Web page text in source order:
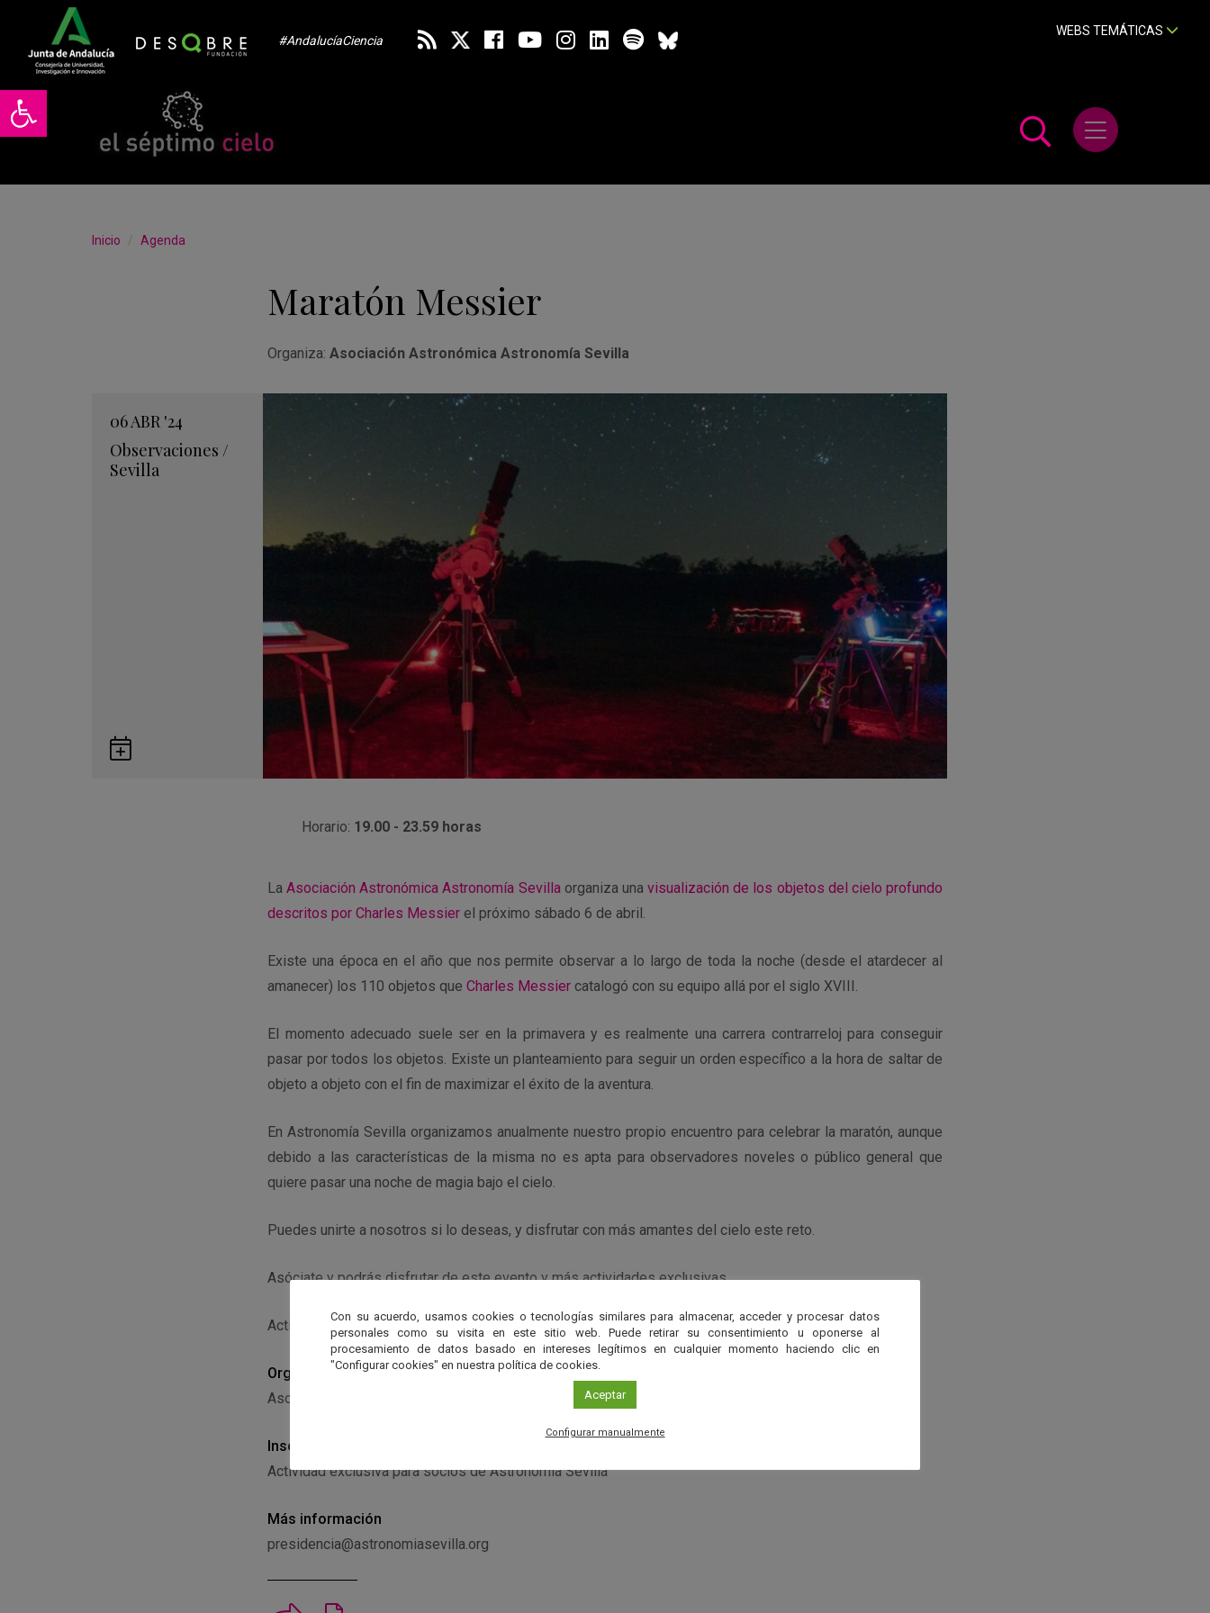
Abrir barra de herramientas
#AndalucíaCiencia
WEBS TEMÁTICAS
Abrir menú
Inicio Agenda
Maratón Messier
Organiza: Asociación Astronómica Astronomía Sevilla
06ABR '24
Observaciones /
Sevilla
Guardar
en
Horario: 19.00 - 23.59 horas
LaAsociación Astronómica Astronomía Sevilla organiza unavisualización de los objetos del cielo profundo
descritos por Charles Messier el próximo sábado 6 de abril.
Existe una época en el año que nos permite observar a lo largo de toda la noche (desde el atardecer al
amanecer) los 110 objetos que Charles Messier catalogó con su equipo allá por el siglo XVIII.
El momento adecuado suele ser en la primavera y es realmente una carrera contrarreloj para conseguir
pasar por todos los objetos. Existe un planteamiento para seguir un orden específico a la hora de saltar de
objeto a objeto con el fin de maximizar el éxito de la aventura.
En Astronomía Sevilla organizamos anualmente nuestro propio encuentro para celebrar la maratón, aunque
debido a las características de la misma no es apta para observadores noveles o público general que
quiere pasar una noche de magia bajo el cielo.
Puedes unirte a nosotros si lo deseas, y disfrutar con más amantes del cielo este reto.
Asóciate y podrás disfrutar de este evento y más actividades exclusivas.
Actividad exclusiva para socios deAstronomía Sevillay acompañantes mediante invitación.
Organiza
Asociación Astronómica Astronomía Sevilla
Inscripción
Actividad exclusiva para socios de Astronomía Sevilla
Más información
presidencia@astronomiasevilla.org
Con su acuerdo, usamos cookies o tecnologías similares para almacenar, acceder y procesar datos
personales como su visita en este sitio web. Puede retirar su consentimiento u oponerse al
procesamiento de datos basado en intereses legítimos en cualquier momento haciendo clic en
"Configurar cookies" en nuestra política de cookies.
Aceptar
Configurar manualmente